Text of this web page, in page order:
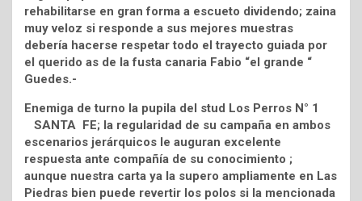
rehabilitarse en gran forma a escueto dividendo; zaina
muy veloz si responde a sus mejores muestras
debería hacerse respetar todo el trayecto guiada por
el querido as de la fusta canaria Fabio “el grande “
Guedes.-
Enemiga de turno la pupila del stud Los Perros N° 1
SANTA FE; la regularidad de su campaña en ambos
escenarios jerárquicos le auguran excelente
respuesta ante compañía de su conocimiento ;
aunque nuestra carta ya la supero ampliamente en Las
Piedras bien puede revertir los polos si la mencionada